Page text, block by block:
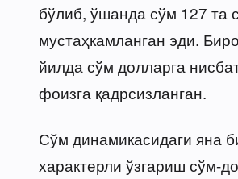
бўлиб, ўшанда сўм 127 та
мустаҳкамланган эди.
йилда сўм долларга
фоизга қадрсизланган.
Сўм динамикасидаги яна
характерли ўзгариш сўм-